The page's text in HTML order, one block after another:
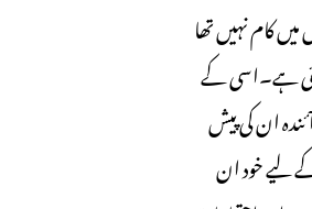
کام نہیں تھا
گئی ہے۔اسی کے
ان کی پیش
لیے خود ان